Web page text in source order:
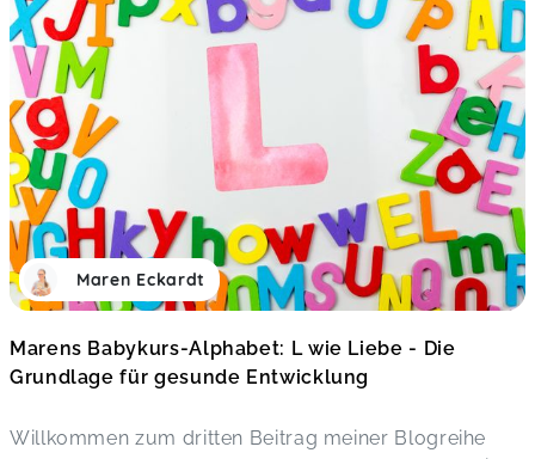
Maren Eckardt
Marens Babykurs-Alphabet: L wie Liebe - Die
Grundlage für gesunde Entwicklung
Willkommen zum dritten Beitrag meiner Blogreihe